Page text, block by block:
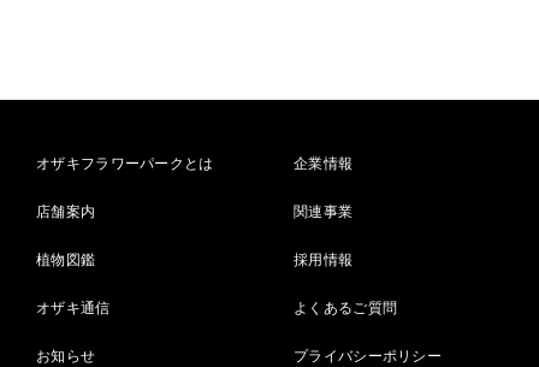
オザキフラワーパークとは
店舗案内
植物図鑑
オザキ通信
お知らせ
企業情報
関連事業
採用情報
よくあるご質問
プライバシーポリシー